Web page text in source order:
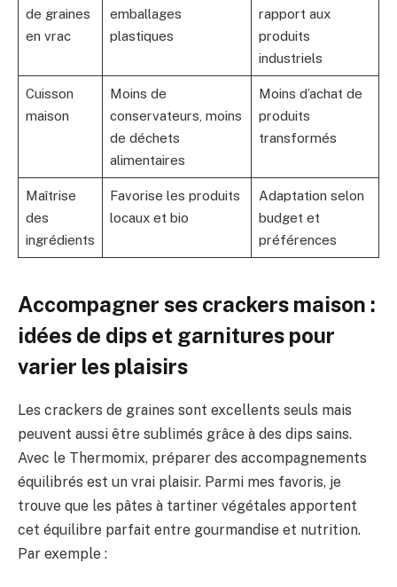
de graines
en vrac
emballages
plastiques
rapport aux
produits
industriels
Cuisson
maison
Moins de
conservateurs, moins
de déchets
alimentaires
Moins d’achat de
produits
transformés
Maîtrise
des
ingrédients
Favorise les produits
locaux et bio
Adaptation selon
budget et
préférences
Accompagner ses crackers maison :
idées de dips et garnitures pour
varier les plaisirs
Les crackers de graines sont excellents seuls mais
peuvent aussi être sublimés grâce à des dips sains.
Avec le Thermomix, préparer des accompagnements
équilibrés est un vrai plaisir. Parmi mes favoris, je
trouve que les pâtes à tartiner végétales apportent
cet équilibre parfait entre gourmandise et nutrition.
Par exemple :